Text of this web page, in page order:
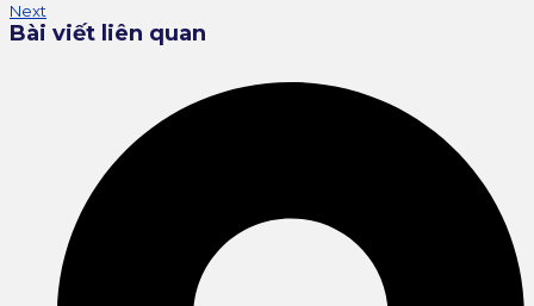
Next
Bài viết liên quan